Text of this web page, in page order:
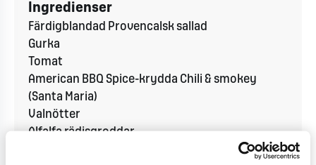
Ingredienser
Färdigblandad Provencalsk sallad
Gurka
Tomat
American BBQ Spice-krydda Chili & smokey
(Santa Maria)
Valnötter
Alfalfa rädisgroddar